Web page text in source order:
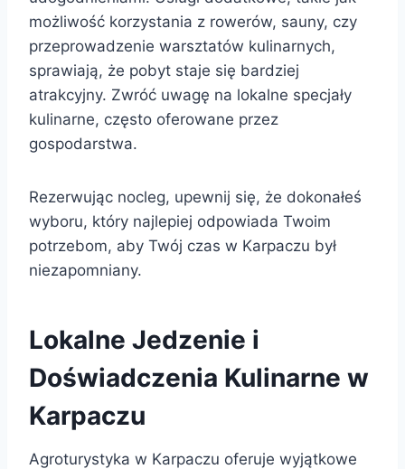
możliwość korzystania z rowerów, sauny, czy
przeprowadzenie warsztatów kulinarnych,
sprawiają, że pobyt staje się bardziej
atrakcyjny. Zwróć uwagę na lokalne specjały
kulinarne, często oferowane przez
gospodarstwa.
Rezerwując nocleg, upewnij się, że dokonałeś
wyboru, który najlepiej odpowiada Twoim
potrzebom, aby Twój czas w Karpaczu był
niezapomniany.
Lokalne Jedzenie i
Doświadczenia Kulinarne w
Karpaczu
Agroturystyka w Karpaczu oferuje wyjątkowe